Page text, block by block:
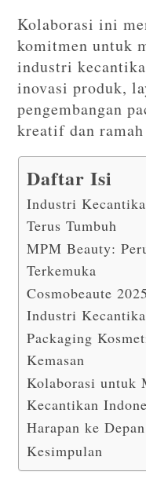
Kolaborasi ini
komitmen untuk
industri
inovasi produk,
pengembangan
kreatif dan
Daftar Isi
Industri
Terus Tumbuh
MPM Beauty:
Terkemuka
Cosmobeaute
Industri
Packaging
Kemasan
Kolaborasi untuk
Kecantikan
Harapan ke Depan
Kesimpulan